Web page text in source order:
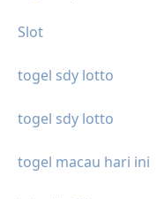
Slot
togel sdy lotto
togel sdy lotto
togel macau hari ini